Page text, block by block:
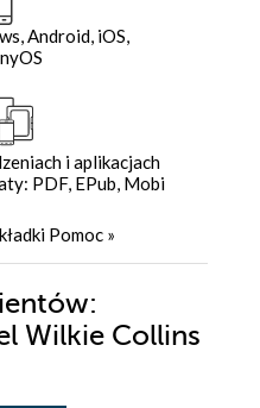
Android, iOS,
i aplikacjach
PDF, EPub, Mobi
Pomoc »
Wilkie Collins